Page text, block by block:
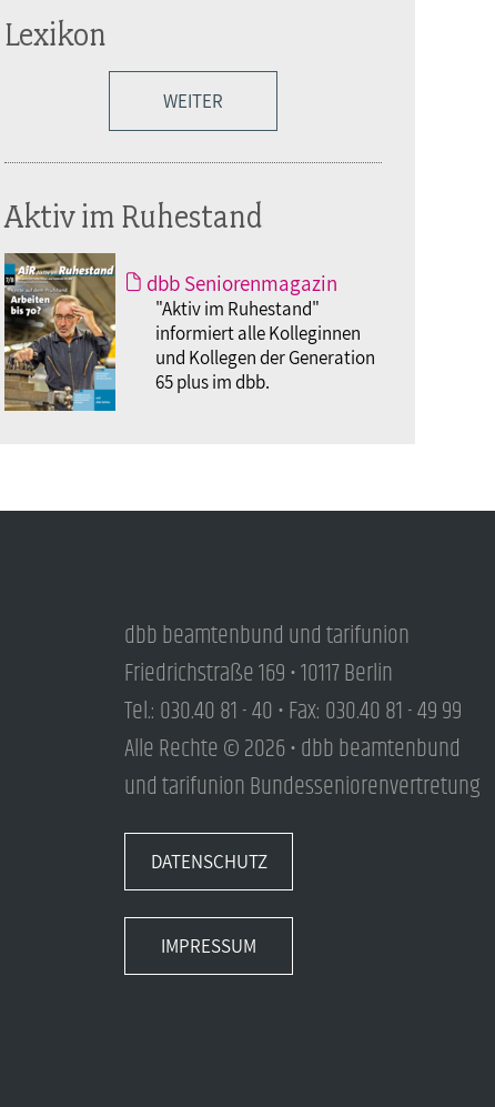
Lexikon
WEITER
Aktiv im Ruhestand
dbb Seniorenmagazin
"Aktiv im Ruhestand"
informiert alle Kolleginnen
und Kollegen der Generation
65 plus im dbb.
dbb beamtenbund und tarifunion
Friedrichstraße 169 • 10117 Berlin
Tel.: 030.40 81 - 40 • Fax: 030.40 81 - 49 99
Alle Rechte © 2026 • dbb beamtenbund
und tarifunion Bundesseniorenvertretung
DATENSCHUTZ
IMPRESSUM